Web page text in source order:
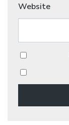
Website